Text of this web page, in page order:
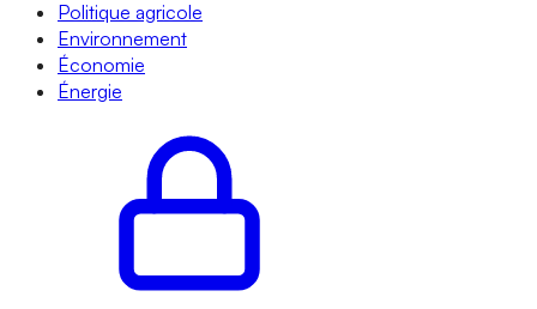
Politique agricole
Environnement
Économie
Énergie